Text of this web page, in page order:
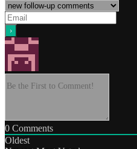
0 Comments
Oldest